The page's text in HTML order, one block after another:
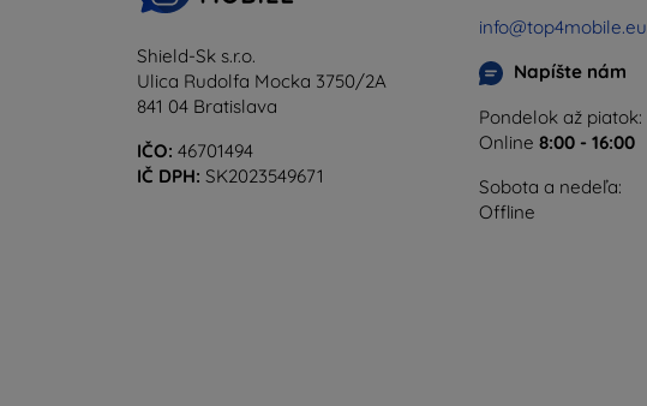
Shield-Sk s.r.o.
Ulica Rudolfa Mocka 3750/2A
841 04 Bratislava
IČO: 46701494
IČ DPH: SK2023549671
info@top4mobile.eu
Napíšte nám
Pondelok až piatok:
Online 8:00 - 16:00
Sobota a nedeľa:
Offline